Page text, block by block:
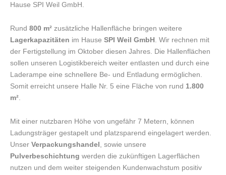
Hause SPI Weil GmbH.
Rund 800 m² zusätzliche Hallenfläche bringen weitere
Lagerkapazitäten im Hause SPI Weil GmbH . Wir rechnen mit
der Fertigstellung im Oktober diesen Jahres. Die Hallenflächen
sollen unseren Logistikbereich weiter entlasten und durch eine
Laderampe eine schnellere Be- und Entladung ermöglichen.
Somit erreicht unsere Halle Nr. 5 eine Fläche von rund 1.800
m²
Mit einer nutzbaren Höhe von ungefähr 7 Metern, können
Ladungsträger gestapelt und platzsparend eingelagert werden.
Unser Verpackungshandel , sowie unsere
Pulverbeschichtung werden die zukünftigen Lagerflächen
nutzen und dem weiter steigenden Kundenwachstum positiv